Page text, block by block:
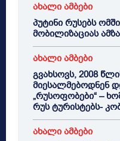
ახალი ამბები
პუტინი რუსებს
მობილიზაციას
ახალი ამბები
გვახსოვს, 2008
მიესალმებოდნენ
„რუსოფობები“ –
რუს ტურისტებს-
ახალი ამბები